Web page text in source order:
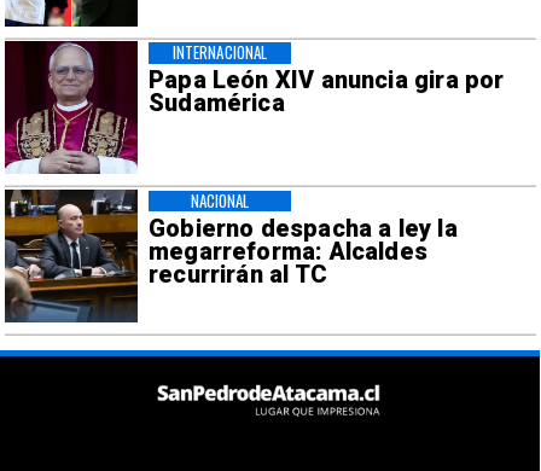
Papa León XIV anuncia gira por
Sudamérica
INTERNACIONAL
Gobierno despacha a ley la
megarreforma: Alcaldes
recurrirán al TC
NACIONAL